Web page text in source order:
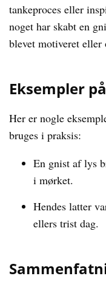
tankeproces eller
noget har skabt en
blevet motiveret
Eksempler
Her er nogle
bruges i praksis:
En gnist af lys
i mørket.
Hendes latter
ellers trist dag.